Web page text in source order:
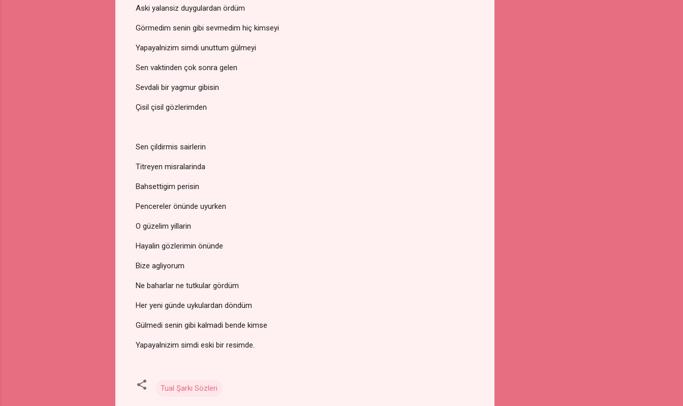
Aski yalansiz duygulardan ördüm
Görmedim senin gibi sevmedim hiç kimseyi
Yapayalnizim simdi unuttum gülmeyi
Sen vaktinden çok sonra gelen
Sevdali bir yagmur gibisin
Çisil çisil gözlerimden
Sen çildirmis sairlerin
Titreyen misralarinda
Bahsettigim perisin
Pencereler önünde uyurken
O güzelim yillarin
Hayalin gözlerimin önünde
Bize agliyorum
Ne baharlar ne tutkular gördüm
Her yeni günde uykulardan döndüm
Gülmedi senin gibi kalmadi bende kimse
Yapayalnizim simdi eski bir resimde.
Tual Şarkı Sözleri